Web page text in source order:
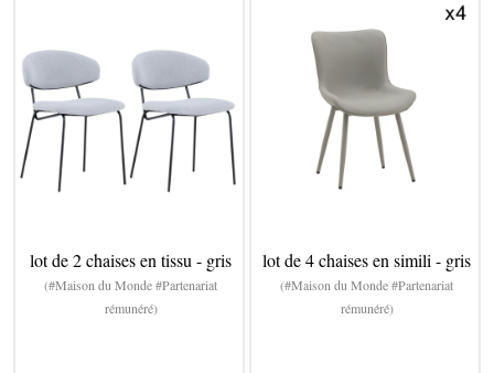
lot de 2 chaises en tissu - gris
(#Maison du Monde #Partenariat
rémunéré)
lot de 4 chaises en simili - gris
(#Maison du Monde #Partenariat
rémunéré)